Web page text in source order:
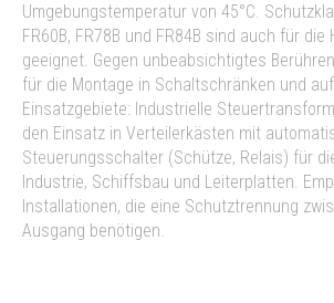
Umgebungstemperatur von 45°C.
FR60B, FR78B und FR84B sind auch für
geeignet. Gegen unbeabsichtigtes
für die Montage in Schaltschränken und
Einsatzgebiete: Industrielle
den Einsatz in Verteilerkästen mit
Steuerungsschalter (Schütze, Relais) für
Industrie, Schiffsbau und Leiterplatten.
Installationen, die eine Schutztrennung
Ausgang benötigen.